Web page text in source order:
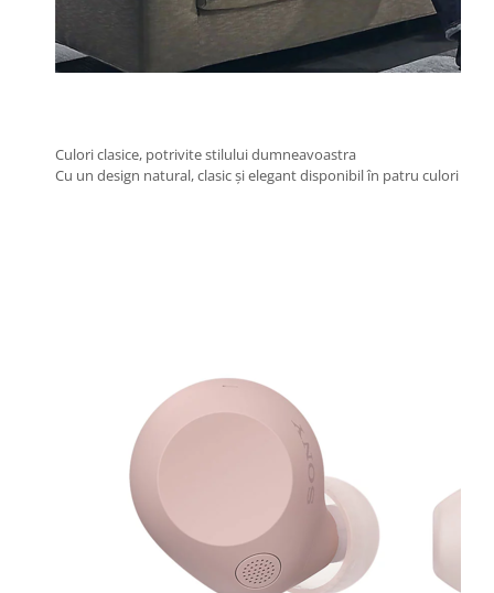
Culori clasice, potrivite stilului dumneavoastra
Cu un design natural, clasic și elegant disponibil în patru culori